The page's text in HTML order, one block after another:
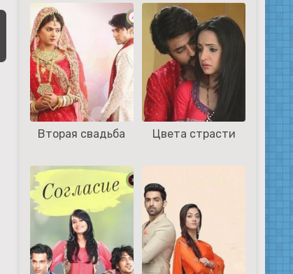
Вторая свадьба Цвета страсти